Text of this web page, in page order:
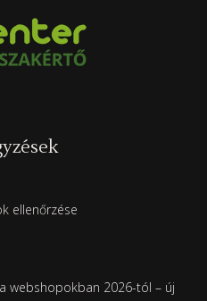
ellenőrzése
webshopokban 2026-tól – új